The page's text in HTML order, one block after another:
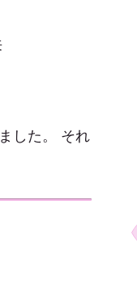
した。 それ